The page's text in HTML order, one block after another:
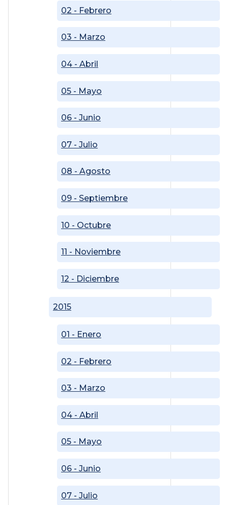
02 - Febrero
03 - Marzo
04 - Abril
05 - Mayo
06 - Junio
07 - Julio
08 - Agosto
09 - Septiembre
10 - Octubre
11 - Noviembre
12 - Diciembre
2015
01 - Enero
02 - Febrero
03 - Marzo
04 - Abril
05 - Mayo
06 - Junio
07 - Julio